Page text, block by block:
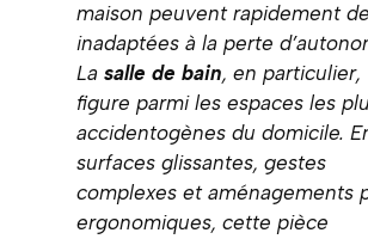
maison peuvent rapidement
inadaptées à la perte
La salle de bain, en particulier,
figure parmi les espaces les
accidentogènes du domicile.
surfaces glissantes, gestes
complexes et aménagements
ergonomiques, cette pièce